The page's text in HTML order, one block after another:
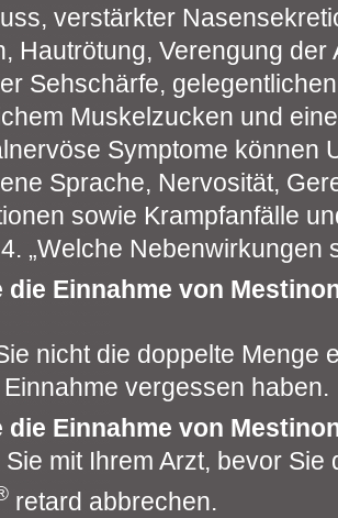
verstärkter
Hautrötung, Verengung
Sehschärfe,
Muskelzucken und
Symptome können
Sprache, Nervosität,
sowie Krampfanfälle
„Welche Nebenwirkungen
die Einnahme von
nicht die doppelte Menge
vergessen haben.
die Einnahme von
mit Ihrem Arzt, bevor Sie
retard abbrechen.